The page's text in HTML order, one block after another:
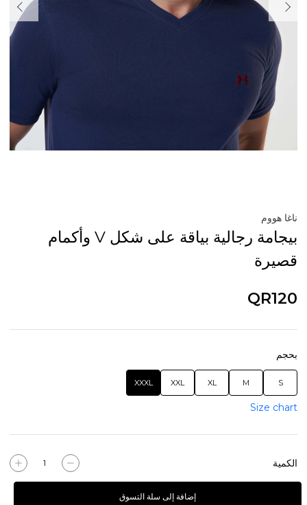
ناغا هووم
بيجامة رجالية بياقة على شكل V وأكمام
قصيرة
QR120
بحجم
S
M
XL
XXL
XXXL
Size chart
الكمية
إضافة إلى سلة التسوق